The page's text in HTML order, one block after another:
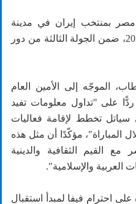
بمنتخب إيران في مدينة
سياتل الأمريكية، يوم 26 يونيو 2026، ضمن الجولة الثالثة من دور
الموجّه إلى الأمين العام
على "تداول معلومات تفيد
سياتل تخطط لإقامة فعاليات
المباراة"، مؤكّدًا أن مثل هذه
القيم الثقافية والدينية
العربية والإسلامية".
على احترام فيفا لمبدأ استقبال